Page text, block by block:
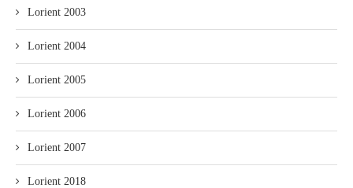
Lorient 2003
Lorient 2004
Lorient 2005
Lorient 2006
Lorient 2007
Lorient 2018